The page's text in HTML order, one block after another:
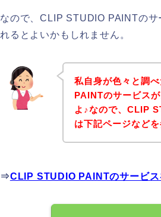
なので、CLIP STUDIO PAINTのサ
れるとよいかもしれません。
私自身が色々と調
PAINTのサービス
よ♪なので、CLIP
は下記ページなど
⇒CLIP STUDIO PAINTのサービ